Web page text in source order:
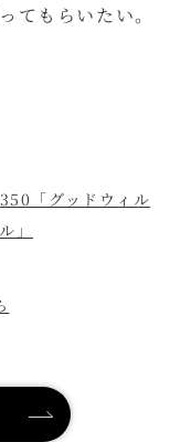
てもらいたい。
「グッドウィル
」